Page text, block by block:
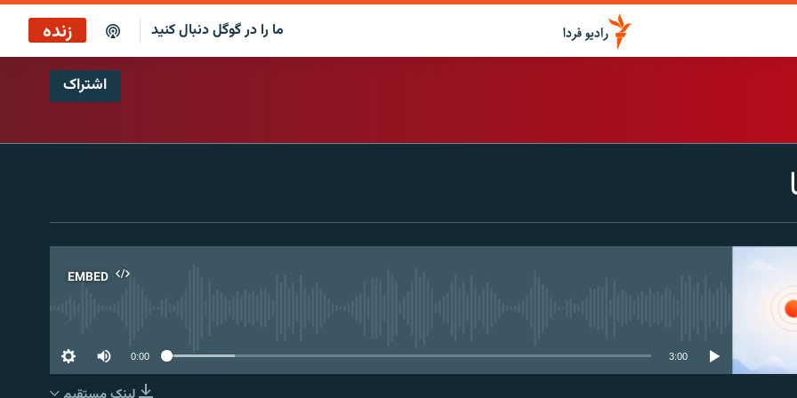
ما را در گوگل دنبال کنید زنده
بازپخش کافه فردا
اشتراک
EMBED
0:00 3:00